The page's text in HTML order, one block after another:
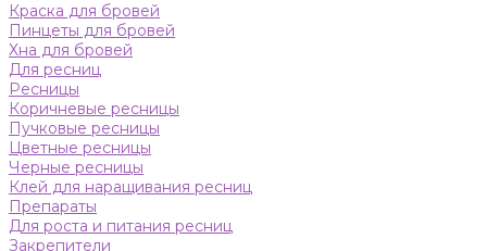
Краска для бровей
Пинцеты для бровей
Хна для бровей
Для ресниц
Ресницы
Коричневые ресницы
Пучковые ресницы
Цветные ресницы
Черные ресницы
Клей для наращивания ресниц
Препараты
Для роста и питания ресниц
Закрепители